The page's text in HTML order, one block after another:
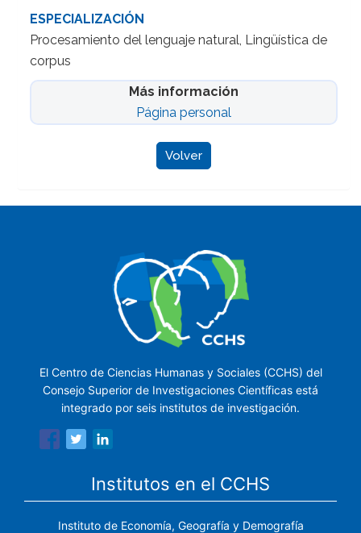
ESPECIALIZACIÓN
Procesamiento del lenguaje natural, Lingüística de
corpus
Más información
Página personal
Volver
El Centro de Ciencias Humanas y Sociales (CCHS) del
Consejo Superior de Investigaciones Científicas está
integrado por seis institutos de investigación.
Institutos en el CCHS
Instituto de Economía, Geografía y Demografía